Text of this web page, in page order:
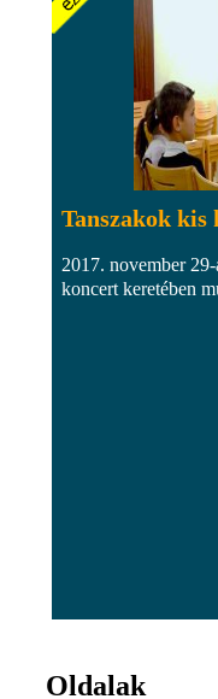
Tanszakok kis
2017. november
koncert keretében
Oldalak